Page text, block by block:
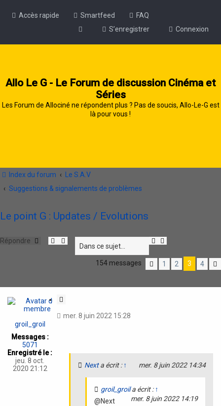
Accès rapide Smartfeed
FAQ
Connexion
S’enregistrer
Allo Le G - Le Forum de discussion Cinéma et
Séries
Les Forum de Allociné ne répondent plus ? Pas de soucis, Allo-Le-G est
là pour vous !
Index du forum
Le S.A.V
Suggestions & signalements de problèmes
Le point G : Updates / Evolutions
Répondre
R
e
c
e
c
154 messages
P
c
1 2 3 4
groil_groil
Messages :
5071
Enregistré le :
jeu. 8 oct.
2020 21:12
t
mer. 8 juin 2022 15:28
Nexta écrit : ↑ mer. 8 juin 2022 14:34
groil_groila écrit : ↑
mer. 8 juin 2022 14:19
@Next